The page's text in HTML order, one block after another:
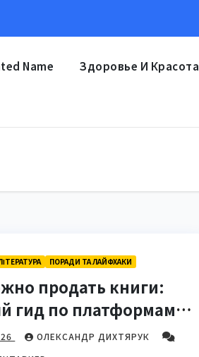
Name Здоровье И Красота
ПОРАДИ ТА ЛАЙФХАКИ
продать книги:
гид по платформам
ОЛЕКСАНДР ДИХТЯРУК